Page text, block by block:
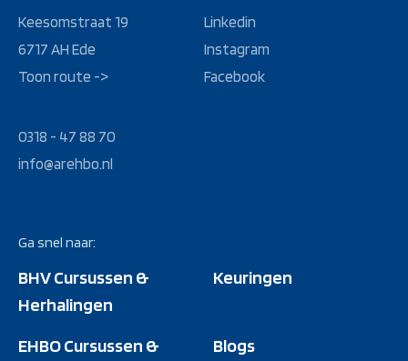
Keesomstraat 19
6717 AH Ede
Toon route ->
0318 - 47 88 70
info@arehbo.nl
Linkedin
Instagram
Facebook
Ga snel naar:
BHV Cursussen &
Herhalingen
Keuringen
EHBO Cursussen &
Blogs